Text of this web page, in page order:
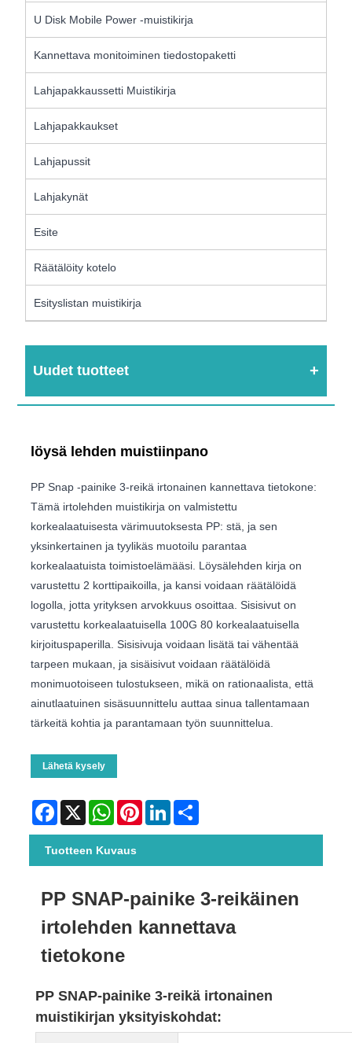
U Disk Mobile Power -muistikirja
Kannettava monitoiminen tiedostopaketti
Lahjapakkaussetti Muistikirja
Lahjapakkaukset
Lahjapussit
Lahjakynät
Esite
Räätälöity kotelo
Esityslistan muistikirja
Uudet tuotteet
löysä lehden muistiinpano
PP Snap -painike 3-reikä irtonainen kannettava tietokone:
Tämä irtolehden muistikirja on valmistettu
korkealaatuisesta värimuutoksesta PP: stä, ja sen
yksinkertainen ja tyylikäs muotoilu parantaa
korkealaatuista toimistoelämääsi. Löysälehden kirja on
varustettu 2 korttipaikoilla, ja kansi voidaan räätälöidä
logolla, jotta yrityksen arvokkuus osoittaa. Sisisivut on
varustettu korkealaatuisella 100G 80 korkealaatuisella
kirjoituspaperilla. Sisisivuja voidaan lisätä tai vähentää
tarpeen mukaan, ja sisäisivut voidaan räätälöidä
monimuotoiseen tulostukseen, mikä on rationaalista, että
ainutlaatuinen sisäsuunnittelu auttaa sinua tallentamaan
tärkeitä kohtia ja parantamaan työn suunnittelua.
Lähetä kysely
Facebook
X WhatsAppPinterestLinkedIn
Tuotteen Kuvaus
PP SNAP-painike 3-reikäinen
irtolehden kannettava
tietokone
PP SNAP-painike 3-reikä irtonainen
muistikirjan yksityiskohdat: